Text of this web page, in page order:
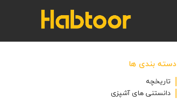
دسته بندی ها
تاریخچه
دانستنی های آشپزی